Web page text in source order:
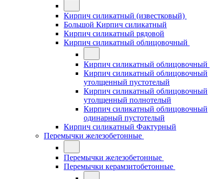
Кирпич силикатный (известковый)
Большой Кирпич силикатный
Кирпич силикатный рядовой
Кирпич силикатный облицовочный
Кирпич силикатный облицовочный
Кирпич силикатный облицовочный
утолщенный пустотелый
Кирпич силикатный облицовочный
утолщенный полнотелый
Кирпич силикатный облицовочный
одинарный пустотелый
Кирпич силикатный Фактурный
Перемычки железобетонные
Перемычки железобетонные
Перемычки керамзитобетонные